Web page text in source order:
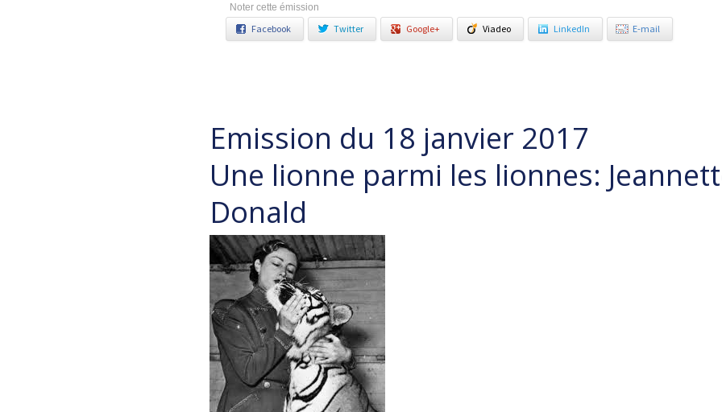
Noter cette émission
Facebook Twitter Google+ Viadeo LinkedIn E-mail
Emission du 18 janvier 2017
Une lionne parmi les lionnes:
Donald